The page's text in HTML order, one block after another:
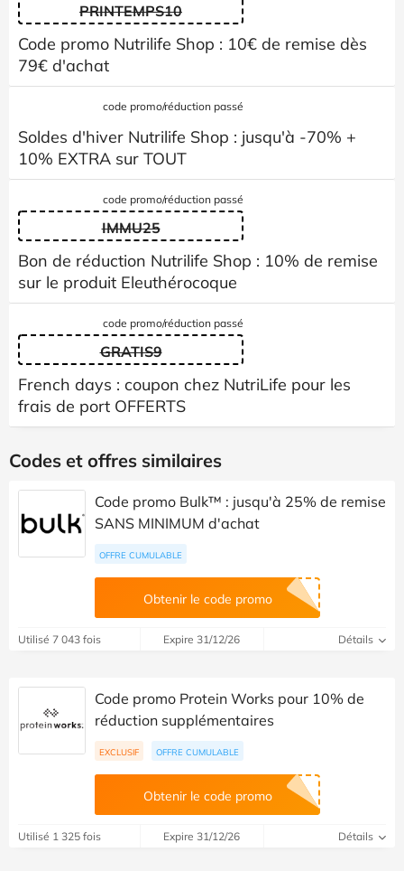
PRINTEMPS10
Code promo Nutrilife Shop : 10€ de remise dès
79€ d'achat
code promo/réduction passé
Soldes d'hiver Nutrilife Shop : jusqu'à -70% +
10% EXTRA sur TOUT
code promo/réduction passé
IMMU25
Bon de réduction Nutrilife Shop : 10% de remise
sur le produit Eleuthérocoque
code promo/réduction passé
GRATIS9
French days : coupon chez NutriLife pour les
frais de port OFFERTS
Codes et offres similaires
Code promo Bulk™ : jusqu'à 25% de remise
SANS MINIMUM d'achat
OFFRE CUMULABLE
Obtenir le code promo
Utilisé 7 043 fois Expire 31/12/26 Détails
Code promo Protein Works pour 10% de
réduction supplémentaires
EXCLUSIF OFFRE CUMULABLE
Obtenir le code promo
Utilisé 1 325 fois Expire 31/12/26 Détails